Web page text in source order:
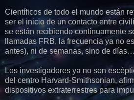
Científicos de todo el mundo están
ser el inicio de un contacto entre
se están recibiendo continuamente
llamadas FRB, la frecuencia ya no
antes), ni de semanas, sino de días…
Los investigadores ya no son
del centro Harvard-Smithsonian,
dispositivos extraterrestres para